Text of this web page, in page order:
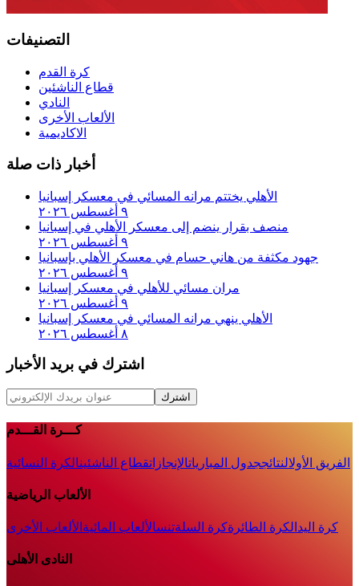
التصنيفات
كرة القدم
قطاع الناشئين
النادي
الألعاب الأخرى
الاكاديمية
أخبار ذات صلة
الأهلي يختتم مرانه المسائي في معسكر إسبانيا
٩ أغسطس ٢٠٢٦
منصف بقرار ينضم إلى معسكر الأهلي في إسبانيا
٩ أغسطس ٢٠٢٦
جهود مكثفة من هاني حسام في معسكر الأهلي بإسبانيا
٩ أغسطس ٢٠٢٦
مران مسائي للأهلي في معسكر إسبانيا
٩ أغسطس ٢٠٢٦
الأهلي ينهي مرانه المسائي في معسكر إسبانيا
٨ أغسطس ٢٠٢٦
اشترك في بريد الأخبار
اشترك
كـــرة القـــدم
الفريق الأولالنتائججدول المبارياتالإنجازاتقطاع الناشئينالكرة النسائية
الألعاب الرياضية
كرة اليد الكرة الطائرةكرة السلةتنسالألعاب المائية الألعاب الأخرى
النادى الأهلى